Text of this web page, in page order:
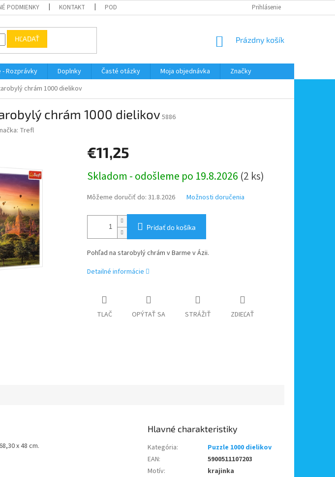
PODMIENKY KONTAKT PODMIENKY OOÚ ODSTÚPENIE OD ZMLUVY
Prihlásenie
HĽADAŤ
NÁKUPNÝ
Prázdny košík
- Rozprávky Doplnky Časté otázky Moja objednávka
Značky
chrám 1000 dielikov
chrám 1000 dielikov 5886
Trefl
€11,25
cena:
Skladom - odošleme po 19.8.2026 (2 ks)
Môžeme doručiť do: 31.8.2026 Možnosti doručenia
Pridať do košíka
Pohľad na starobylý chrám v Barme v Ázii.
Detailné informácie
TLAČ OPÝTAŤ SA STRÁŽIŤ ZDIEĽAŤ
x 48 cm. Kategória:
Puzzle 1000 dielikov
EAN:
5900511107203
Motív:
krajinka